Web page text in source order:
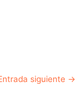
siguiente →